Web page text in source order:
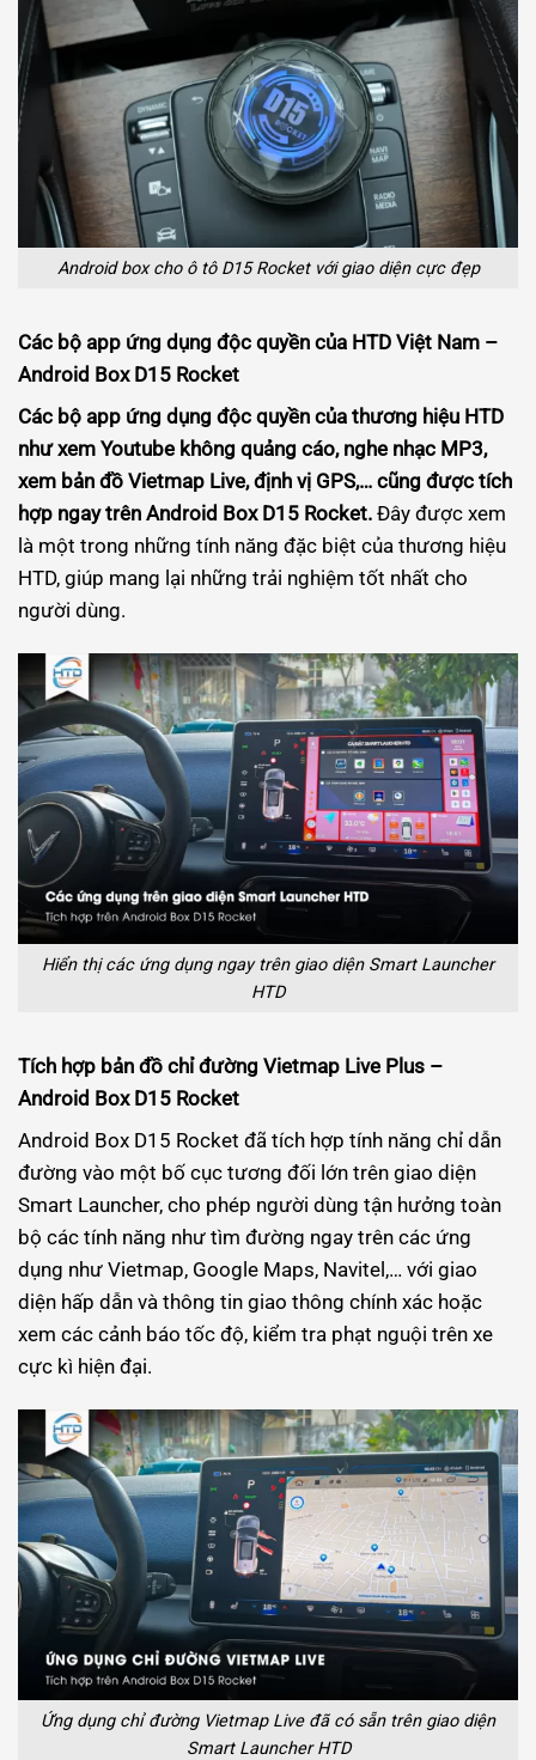
Android box cho ô tô D15 Rocket với giao diện cực đẹp
Các bộ app ứng dụng độc quyền của HTD Việt Nam –
Android Box D15 Rocket
Các bộ app ứng dụng độc quyền của thương hiệu HTD
như xem Youtube không quảng cáo, nghe nhạc MP3,
xem bản đồ Vietmap Live, định vị GPS,… cũng được tích
hợp ngay trên Android Box D15 Rocket. Đây được xem
là một trong những tính năng đặc biệt của thương hiệu
HTD, giúp mang lại những trải nghiệm tốt nhất cho
người dùng.
Hiển thị các ứng dụng ngay trên giao diện Smart Launcher
HTD
Tích hợp bản đồ chỉ đường Vietmap Live Plus –
Android Box D15 Rocket
Android Box D15 Rocket đã tích hợp tính năng chỉ dẫn
đường vào một bố cục tương đối lớn trên giao diện
Smart Launcher, cho phép người dùng tận hưởng toàn
bộ các tính năng như tìm đường ngay trên các ứng
dụng như Vietmap, Google Maps, Navitel,… với giao
diện hấp dẫn và thông tin giao thông chính xác hoặc
xem các cảnh báo tốc độ, kiểm tra phạt nguội trên xe
cực kì hiện đại.
Ứng dụng chỉ đường Vietmap Live đã có sẵn trên giao diện
Smart Launcher HTD